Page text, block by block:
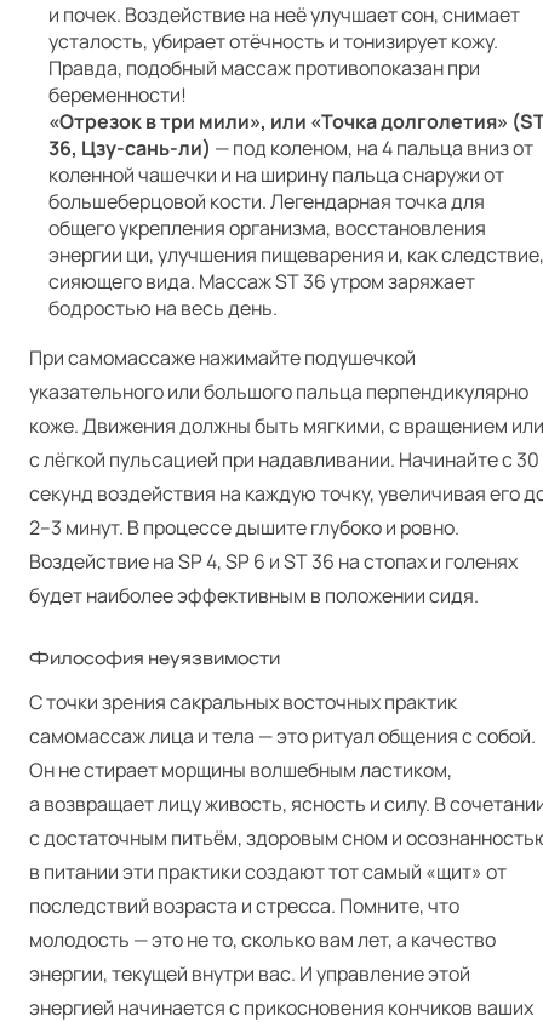
и почек. Воздействие на неё улучшает сон, снимает
усталость, убирает отёчность и тонизирует кожу.
Правда, подобный массаж противопоказан при
беременности!
«Отрезок в три мили», или «Точка долголетия»
36, Цзу-сань-ли) — под коленом, на 4 пальца вниз от
коленной чашечки и на ширину пальца снаружи от
большеберцовой кости. Легендарная точка для
общего укрепления организма, восстановления
энергии ци, улучшения пищеварения и, как следствие,
сияющего вида. Массаж ST 36 утром заряжает
бодростью на весь день.
При самомассаже нажимайте подушечкой
указательного или большого пальца перпендикулярно
коже. Движения должны быть мягкими, с вращением или
с лёгкой пульсацией при надавливании. Начинайте с 30
секунд воздействия на каждую точку, увеличивая его
2–3 минут. В процессе дышите глубоко и ровно.
Воздействие на SP 4, SP 6 и ST 36 на стопах и голенях
будет наиболее эффективным в положении сидя.
Философия неуязвимости
С точки зрения сакральных восточных практик
самомассаж лица и тела — это ритуал общения с собой.
Он не стирает морщины волшебным ластиком,
а возвращает лицу живость, ясность и силу. В
с достаточным питьём, здоровым сном и
в питании эти практики создают тот самый «щит» от
последствий возраста и стресса. Помните, что
молодость — это не то, сколько вам лет, а качество
энергии, текущей внутри вас. И управление этой
энергией начинается с прикосновения кончиков ваших